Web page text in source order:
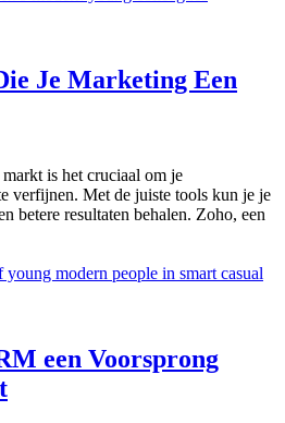
Je Marketing Een
is het cruciaal om je
verfijnen. Met de juiste tools kun je je
betere resultaten behalen. Zoho, een
een Voorsprong